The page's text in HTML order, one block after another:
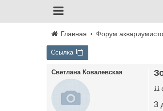
Главная Форум
Ссылка
Светлана Ковалевская
11
3